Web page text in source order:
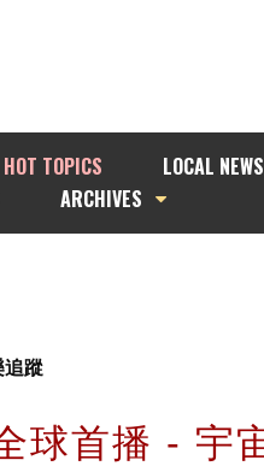
HOT TOPICS
LOCAL NEWS
ARCHIVES
追蹤
球首播 - 宇